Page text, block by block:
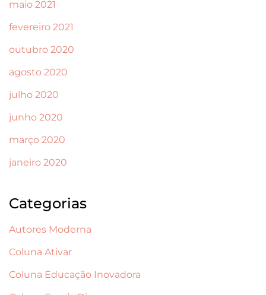
maio 2021
fevereiro 2021
outubro 2020
agosto 2020
julho 2020
junho 2020
março 2020
janeiro 2020
Categorias
Autores Moderna
Coluna Ativar
Coluna Educação Inovadora